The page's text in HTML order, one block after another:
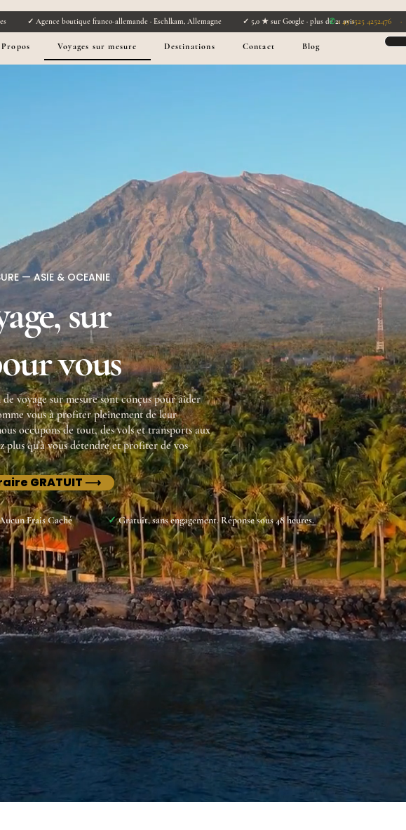
✓ Agence boutique franco-allemande · Eschlkam, Allemagne ✓ 5,0 ★ sur Google · plus de 21 avis
✆+ 491525 4252476 ·
Voyages sur mesure Destinations Contact Blog
— ASIE & OCEANIE
sur
vous
voyage sur mesure sont conçus pour aider
vous à profiter pleinement de leur
occupons de tout, des vols et transports aux
plus qu’à vous détendre et profiter de vos
GRATUIT ⟶
Frais Caché ✓Gratuit, sans engagement. Réponse sous 48 heures.